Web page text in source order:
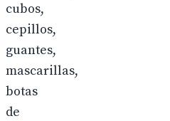
cubos,
cepillos,
guantes,
mascarillas,
botas
de